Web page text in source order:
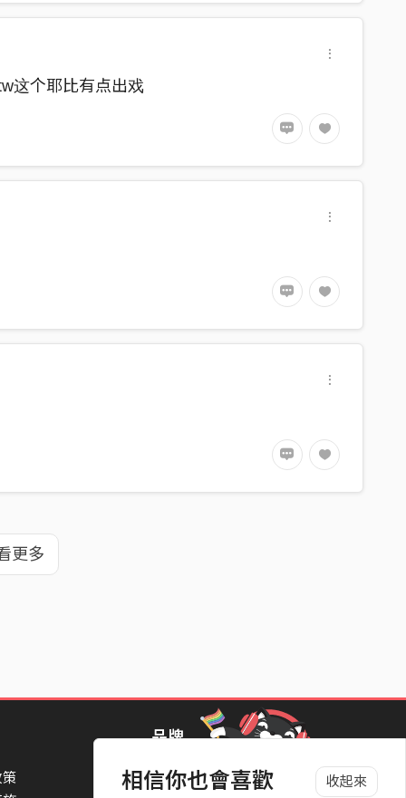
相信你也會喜歡 收起來
这个耶比有点出戏
更多
策
品牌
StreetVoice Awards 街聲音樂獎